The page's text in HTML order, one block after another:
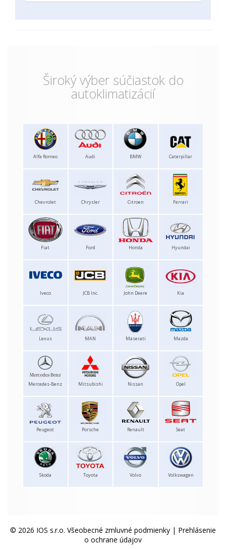
Široký výber súčiastok do
autoklimatizácií
Alfa Romeo Audi BMW Caterpillar
Chevrolet Chrysler Citroen Ferrari
Fiat Ford Honda Hyundai
Iveco JCB Inc. John Deere Kia
Lexus MAN Maserati Mazda
Mercedes-Benz Mitsubishi Nissan Opel
Peugeot Porsche Renault Seat
Skoda Toyota Volvo Volkswagen
© 2026 IOS s.r.o. Všeobecné zmluvné podmienky | Prehlásenie
o ochrane údajov